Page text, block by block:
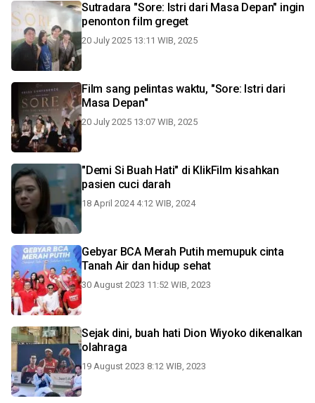
Sutradara "Sore: Istri dari Masa Depan" ingin
penonton film greget
20 July 2025 13:11 WIB, 2025
Film sang pelintas waktu, "Sore: Istri dari
Masa Depan"
20 July 2025 13:07 WIB, 2025
"Demi Si Buah Hati" di KlikFilm kisahkan
pasien cuci darah
18 April 2024 4:12 WIB, 2024
Gebyar BCA Merah Putih memupuk cinta
Tanah Air dan hidup sehat
30 August 2023 11:52 WIB, 2023
Sejak dini, buah hati Dion Wiyoko dikenalkan
olahraga
19 August 2023 8:12 WIB, 2023